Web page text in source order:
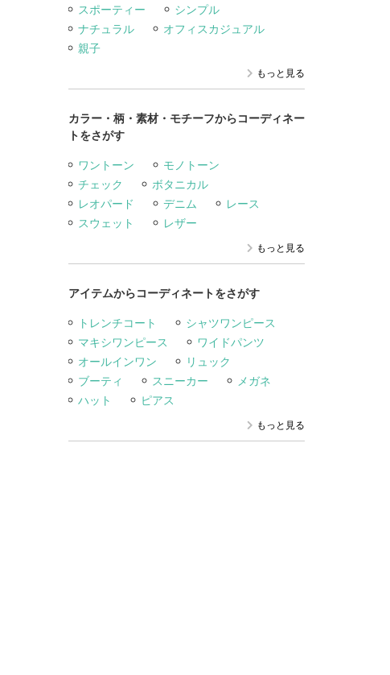
スポーティー
シンプル
ナチュラル
オフィスカジュアル
親子
もっと見る
カラー・柄・素材・モチーフからコーディネー
トをさがす
ワントーン
モノトーン
チェック
ボタニカル
レオパード
デニム
レース
スウェット
レザー
もっと見る
アイテムからコーディネートをさがす
トレンチコート
シャツワンピース
マキシワンピース
ワイドパンツ
オールインワン
リュック
ブーティ
スニーカー
メガネ
ハット
ピアス
もっと見る